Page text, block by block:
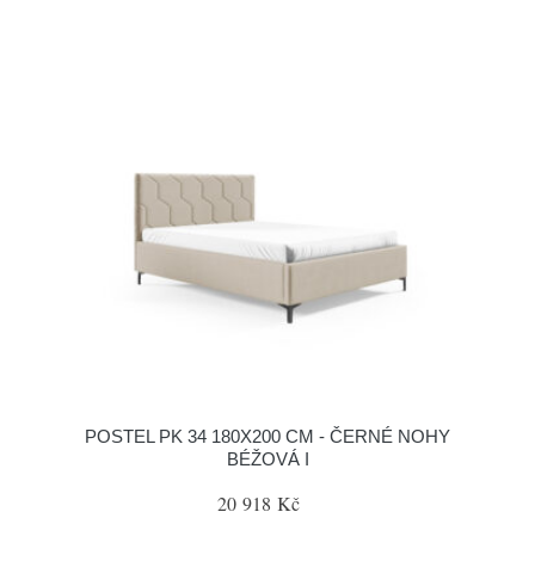
POSTEL PK 34 180X200 CM - ČERNÉ NOHY
BÉŽOVÁ I
20 918 Kč